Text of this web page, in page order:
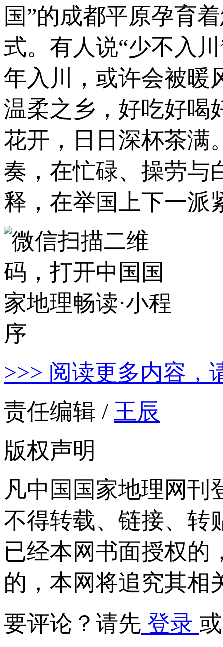
国”的成都平原孕育
式。有人说“少不入
年入川，或许会被暖
温柔之乡，好吃好喝
花开，日日深杯茶满
奏，在忙碌、操劳与
释，在举国上下一派
>>> 阅读更多内容，
责任编辑 / 王辰
版权声明
凡中国国家地理网刊
不得转载、链接、转
已经本网书面授权的
的，本网将追究其相
要评论？请先 登录